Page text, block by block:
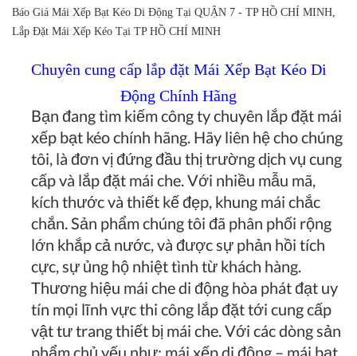
Báo Giá Mái Xếp Bạt Kéo Di Động Tại QUẬN 7 - TP HỒ CHÍ MINH,
Lắp Đặt Mái Xếp Kéo Tại TP HỒ CHÍ MINH
Chuyên cung cấp lắp đặt Mái Xếp Bạt Kéo Di
Động Chính Hãng
Bạn đang tìm kiếm công ty chuyên lắp đặt mái
xếp bạt kéo chính hãng. Hãy liên hệ cho chúng
tôi, là đơn vị đứng đầu thị trường dịch vụ cung
cấp và lắp đặt mái che. Với nhiều mẫu mã,
kích thước và thiết kế đẹp, khung mái chắc
chắn. Sản phẩm chúng tôi đã phân phối rộng
lớn khắp cả nước, và được sự phản hồi tích
cực, sự ủng hộ nhiệt tình từ khách hàng.
Thương hiệu mái che di động hòa phát đạt uy
tín mọi lĩnh vực thi công lắp đặt tới cung cấp
vật tư trang thiết bị mái che. Với các dòng sản
phẩm chủ yếu như: mái xếp di động – mái bạt